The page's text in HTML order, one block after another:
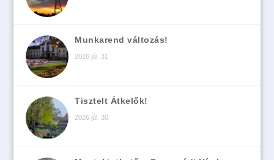
Munkarend változás!
2026 júl. 31
Tisztelt Átkelők!
2026 júl. 30